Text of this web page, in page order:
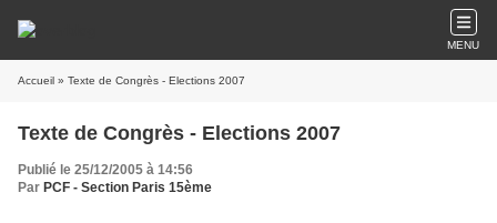
MENU
Accueil » Texte de Congrès - Elections 2007
Texte de Congrès - Elections 2007
Publié le 25/12/2005 à 14:56
Par PCF - Section Paris 15ème